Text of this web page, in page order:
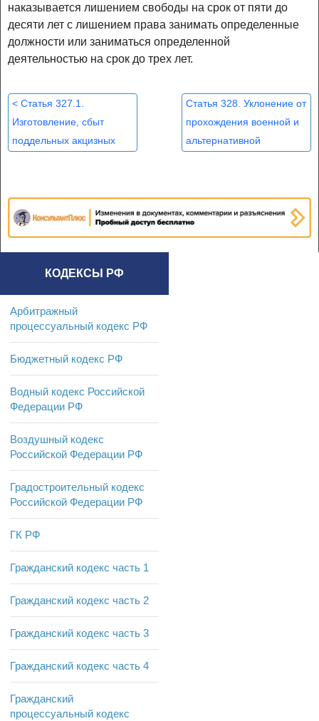
наказывается лишением свободы на срок от пяти до
десяти лет с лишением права занимать определенные
должности или заниматься определенной
деятельностью на срок до трех лет.
< Статья 327.1.
Изготовление, сбыт
поддельных акцизных
соответствия либо их
использование
Статья 328. Уклонение от
прохождения военной и
альтернативной
КОДЕКСЫ РФ
Арбитражный
процессуальный кодекс РФ
Бюджетный кодекс РФ
Водный кодекс Российской
Федерации РФ
Воздушный кодекс
Российской Федерации РФ
Градостроительный кодекс
Российской Федерации РФ
ГК РФ
Гражданский кодекс часть 1
Гражданский кодекс часть 2
Гражданский кодекс часть 3
Гражданский кодекс часть 4
Гражданский
процессуальный кодекс